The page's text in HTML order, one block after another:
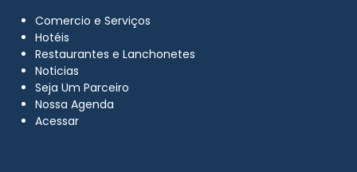
Comercio e Serviços
Hotéis
Restaurantes e Lanchonetes
Noticias
Seja Um Parceiro
Nossa Agenda
Acessar